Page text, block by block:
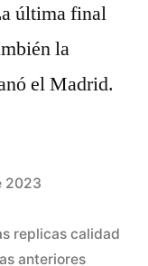
última final
la
el Madrid.
2023
replicas calidad
anteriores